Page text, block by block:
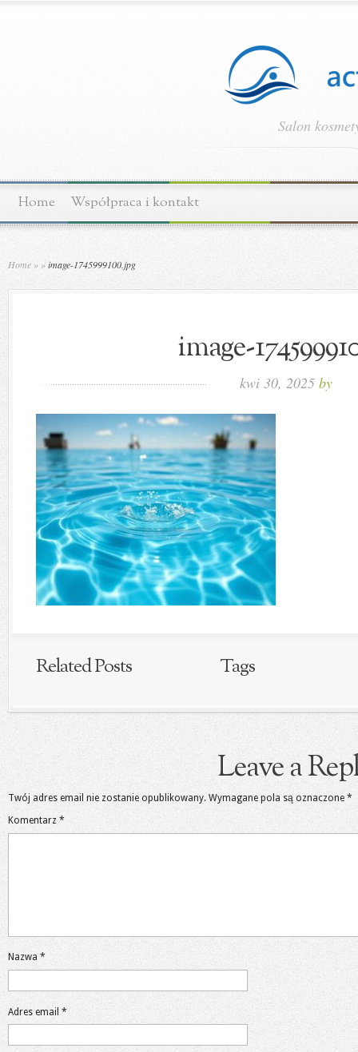
Salon
Home Współpraca i kontakt
Home » »image-1745999100.jpg
image-
kwi 30, 2025 by
Related Posts Tags
Leave a
Twój adres email nie zostanie opublikowany. Wymagane pola są oznaczone *
Komentarz *
Nazwa *
Adres email *